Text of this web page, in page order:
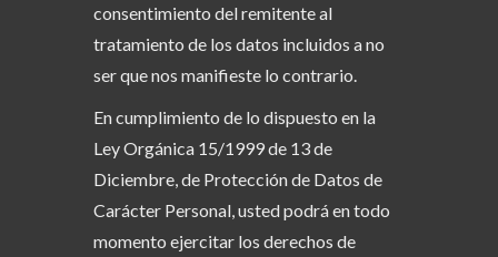
consentimiento del remitente al
tratamiento de los datos incluidos a no
ser que nos manifieste lo contrario.
En cumplimiento de lo dispuesto en la
Ley Orgánica 15/1999 de 13 de
Diciembre, de Protección de Datos de
Carácter Personal, usted podrá en todo
momento ejercitar los derechos de